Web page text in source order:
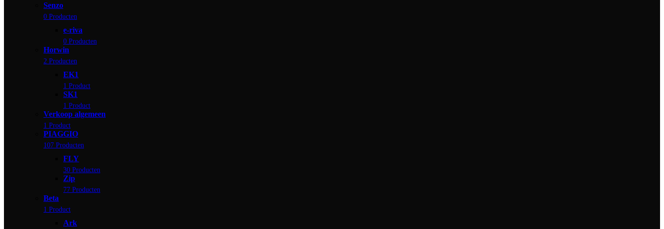
Senzo
0 Producten
e-riva
0 Producten
Horwin
2 Producten
EK1
1 Product
SK1
1 Product
Verkoop algemeen
1 Product
PIAGGIO
107 Producten
FLY
30 Producten
Zip
77 Producten
Beta
1 Product
Ark